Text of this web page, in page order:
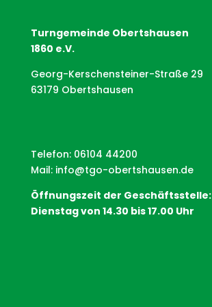
Turngemeinde Obertshausen
1860 e.V.
Georg-Kerschensteiner-Straße 29
63179 Obertshausen
Telefon: 06104 44200
Mail: info@tgo-obertshausen.de
Öffnungszeit der Geschäftsstelle:
Dienstag von 14.30 bis 17.00 Uhr